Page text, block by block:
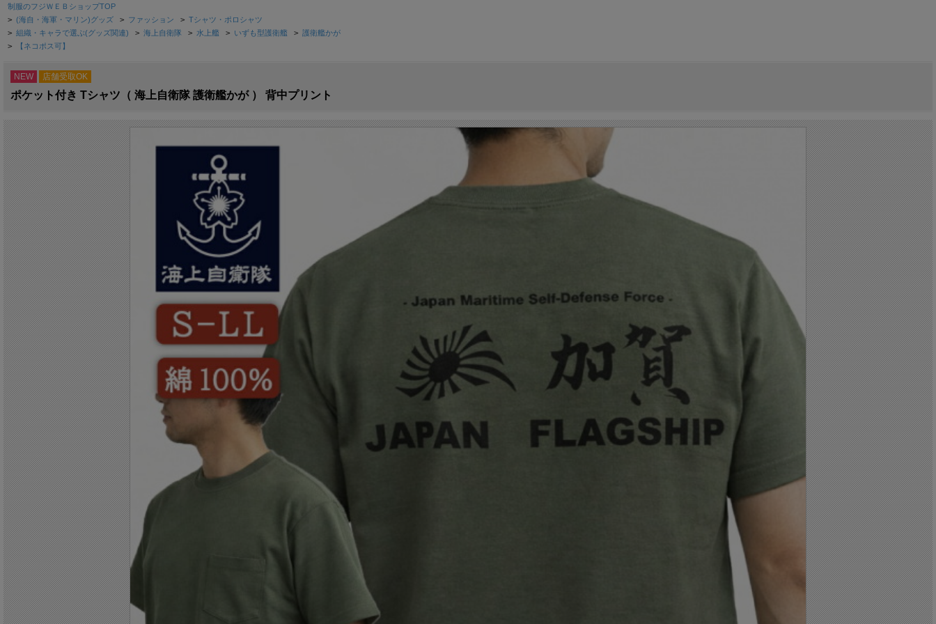
制服のフジＷＥＢショップTOP
> (海自・海軍・マリン)グッズ > ファッション > Tシャツ・ポロシャツ
> 組織・キャラで選ぶ(グッズ関連) > 海上自衛隊 > 水上艦 > いずも型護衛艦 > 護衛艦かが
> 【ネコポス可】
NEW 店舗受取OK
ポケット付き Tシャツ（ 海上自衛隊 護衛艦かが ） 背中プリント